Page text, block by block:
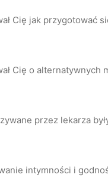
Cię jak przygotować
Cię o
przez lekarza
intymności i